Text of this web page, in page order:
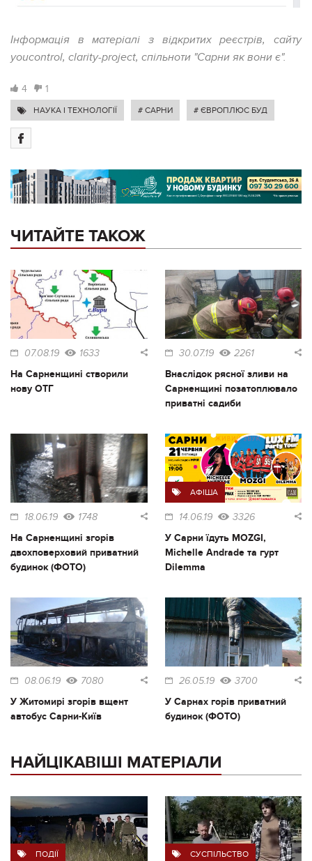
Інформація в матеріалі з відкритих реєстрів, сайту
youcontrol, clarity-project, спільноти "Сарни як вони є".
4 1
НАУКА І ТЕХНОЛОГІЇ # САРНИ # ЄВРОПЛЮС БУД
ЧИТАЙТЕ ТАКОЖ
07.08.19 1633
На Сарненщині створили
нову ОТГ
30.07.19 2261
Внаслідок рясної зливи на
Сарненщині позатоплювало
приватні садиби
18.06.19 1748
На Сарненщині згорів
двохповерховий приватний
будинок (ФОТО)
АФІША
14.06.19 3326
У Сарни їдуть MOZGI,
Michelle Andrade та гурт
Dilemma
08.06.19 7080
У Житомирі згорів вщент
автобус Сарни-Київ
26.05.19 3700
У Сарнах горів приватний
будинок (ФОТО)
НАЙЦІКАВІШІ МАТЕРІАЛИ
ПОДІЇ СУСПІЛЬСТВО